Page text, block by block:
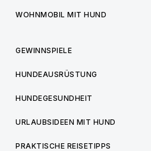
WOHNMOBIL MIT HUND
GEWINNSPIELE
HUNDEAUSRÜSTUNG
HUNDEGESUNDHEIT
URLAUBSIDEEN MIT HUND
PRAKTISCHE REISETIPPS